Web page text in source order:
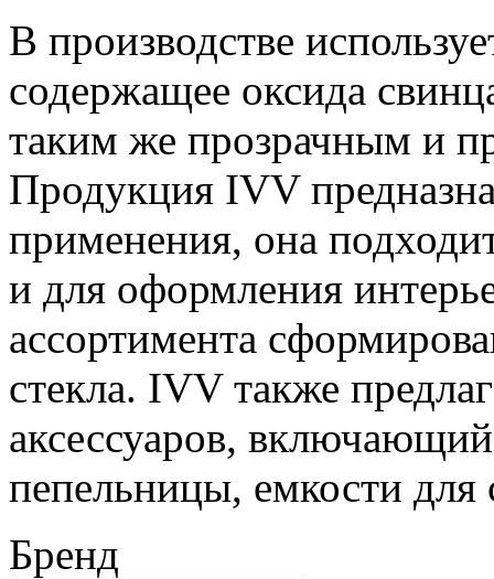
В производстве
содержащее оксида
таким же прозрачным и
Продукция IVV
применения, она
и для оформления
ассортимента
стекла. IVV также
аксессуаров,
пепельницы, емкости для
Бренд